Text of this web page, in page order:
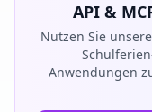
API &
Nutzen Sie
Anwendungen